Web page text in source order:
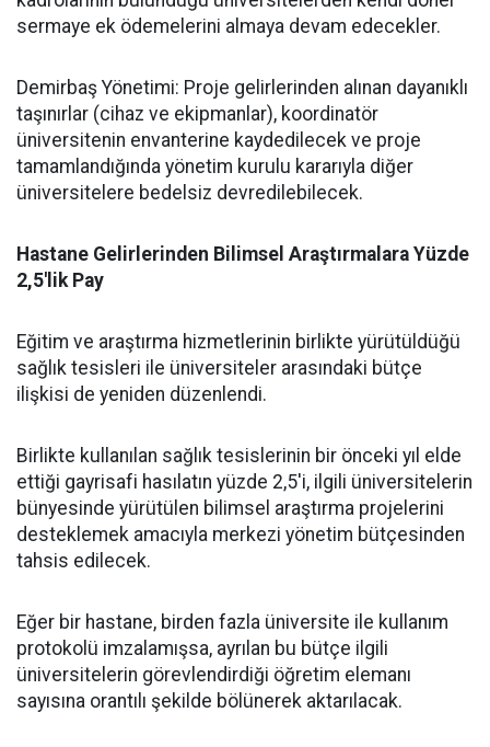
sermaye ek ödemelerini almaya devam edecekler.
​Demirbaş Yönetimi: Proje gelirlerinden alınan dayanıklı
taşınırlar (cihaz ve ekipmanlar), koordinatör
üniversitenin envanterine kaydedilecek ve proje
tamamlandığında yönetim kurulu kararıyla diğer
üniversitelere bedelsiz devredilebilecek.
​Hastane Gelirlerinden Bilimsel Araştırmalara Yüzde
2,5'lik Pay
​Eğitim ve araştırma hizmetlerinin birlikte yürütüldüğü
sağlık tesisleri ile üniversiteler arasındaki bütçe
ilişkisi de yeniden düzenlendi.
​Birlikte kullanılan sağlık tesislerinin bir önceki yıl elde
ettiği gayrisafi hasılatın yüzde 2,5'i, ilgili üniversitelerin
bünyesinde yürütülen bilimsel araştırma projelerini
desteklemek amacıyla merkezi yönetim bütçesinden
tahsis edilecek.
​Eğer bir hastane, birden fazla üniversite ile kullanım
protokolü imzalamışsa, ayrılan bu bütçe ilgili
üniversitelerin görevlendirdiği öğretim elemanı
sayısına orantılı şekilde bölünerek aktarılacak.